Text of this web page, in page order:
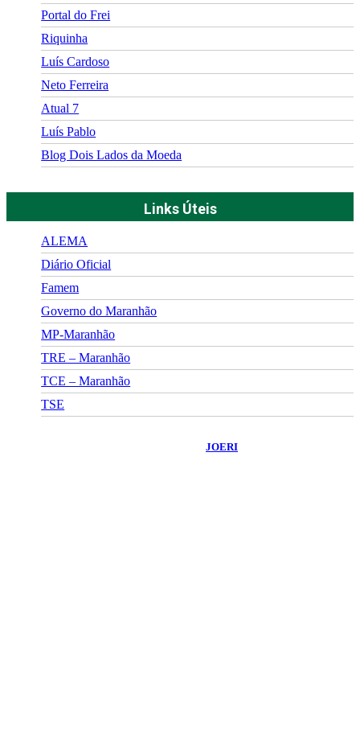
Portal do Frei
Riquinha
Luís Cardoso
Neto Ferreira
Atual 7
Luís Pablo
Blog Dois Lados da Moeda
Links Úteis
ALEMA
Diário Oficial
Famem
Governo do Maranhão
MP-Maranhão
TRE – Maranhão
TCE – Maranhão
TSE
JOERI